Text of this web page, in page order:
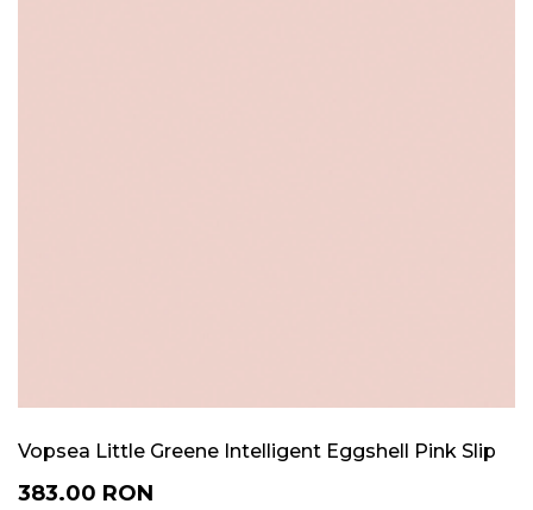
Vopsea Little Greene Intelligent Eggshell Pink Slip
383.00 RON